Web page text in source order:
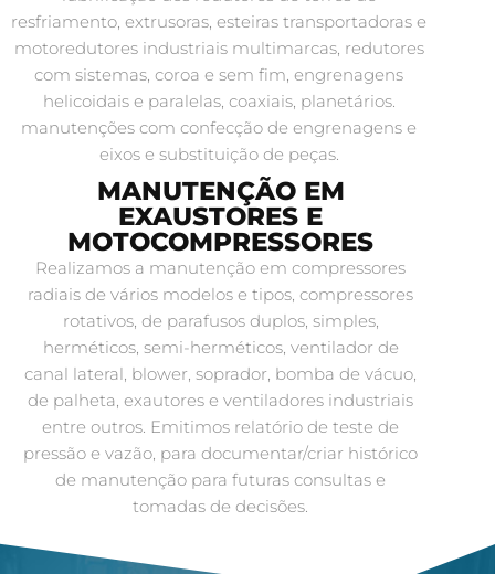
resfriamento, extrusoras, esteiras transportadoras e
motoredutores industriais multimarcas, redutores
com sistemas, coroa e sem fim, engrenagens
helicoidais e paralelas, coaxiais, planetários.
manutenções com confecção de engrenagens e
eixos e substituição de peças.
MANUTENÇÃO EM
EXAUSTORES E
MOTOCOMPRESSORES
Realizamos a manutenção em compressores
radiais de vários modelos e tipos, compressores
rotativos, de parafusos duplos, simples,
herméticos, semi-herméticos, ventilador de
canal lateral, blower, soprador, bomba de vácuo,
de palheta, exautores e ventiladores industriais
entre outros. Emitimos relatório de teste de
pressão e vazão, para documentar/criar histórico
de manutenção para futuras consultas e
tomadas de decisões.